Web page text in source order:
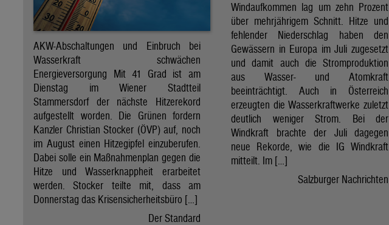
AKW-Abschaltungen und Einbruch bei
Wasserkraft schwächen
Energieversorgung Mit 41 Grad ist am
Dienstag im Wiener Stadtteil
Stammersdorf der nächste Hitzerekord
aufgestellt worden. Die Grünen fordern
Kanzler Christian Stocker (ÖVP) auf, noch
im August einen Hitzegipfel einzuberufen.
Dabei solle ein Maßnahmenplan gegen die
Hitze und Wasserknappheit erarbeitet
werden. Stocker teilte mit, dass am
Donnerstag das Krisensicherheitsbüro […]
Der Standard
Windaufkommen lag um zehn Prozent
über mehrjährigem Schnitt. Hitze und
fehlender Niederschlag haben den
Gewässern in Europa im Juli zugesetzt
und damit auch die Stromproduktion
aus Wasser- und Atomkraft
beeinträchtigt. Auch in Österreich
erzeugten die Wasserkraftwerke zuletzt
deutlich weniger Strom. Bei der
Windkraft brachte der Juli dagegen
neue Rekorde, wie die IG Windkraft
mitteilt. Im […]
Salzburger Nachrichten